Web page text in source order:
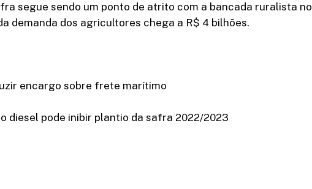
segue sendo um ponto de atrito com a bancada ruralista no
demanda dos agricultores chega a R$ 4 bilhões.
encargo sobre frete marítimo
diesel pode inibir plantio da safra 2022/2023